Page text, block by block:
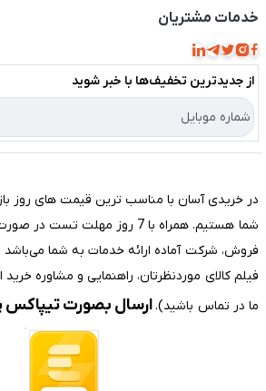
حساب کاربری
مجله فروشگاه
لیست محصولات
درباره ما
تماس با ما
خدمات مشتریان
قوانین و مقررات
حریم خصوصی
راهنما
از جدید‌ترین تخفیف‌ها با‌ خبر شوید
در خریدی آسان با مناسب ترین قیمت های روز
شما هستیم. همراه با 7 روز مهلت
فروش، شرکت آماده ارائه خدمات به شما
ما در تماس باشید).ارسال بصورت تیپاکس